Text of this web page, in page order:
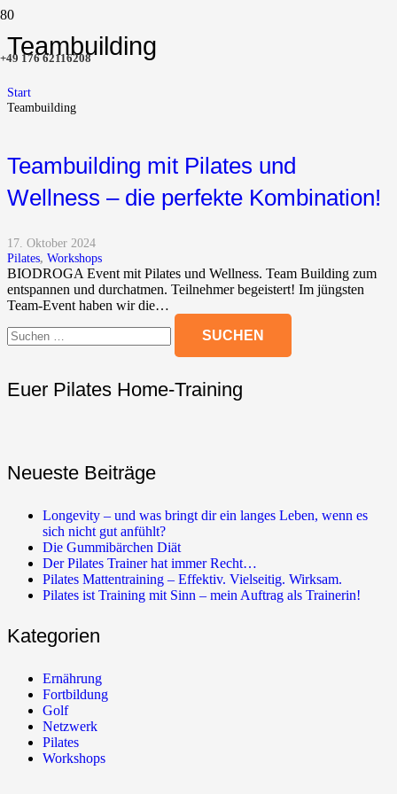
+49 176 62116208
Teambuilding
Start
Teambuilding
Teambuilding mit Pilates und
Wellness – die perfekte Kombination!
17. Oktober 2024
Pilates, Workshops
BIODROGA Event mit Pilates und Wellness. Team Building zum
entspannen und durchatmen. Teilnehmer begeistert! Im jüngsten
Team-Event haben wir die…
nach:
Euer Pilates Home-Training
Neueste Beiträge
Longevity – und was bringt dir ein langes Leben, wenn es
sich nicht gut anfühlt?
Die Gummibärchen Diät
Der Pilates Trainer hat immer Recht…
Pilates Mattentraining – Effektiv. Vielseitig. Wirksam.
Pilates ist Training mit Sinn – mein Auftrag als Trainerin!
Kategorien
Ernährung
Fortbildung
Golf
Netzwerk
Pilates
Workshops